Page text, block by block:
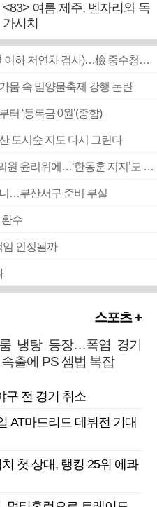
<83> 여름 제주, 벤자리와 독
가시치
■ 검사 신분 버리고 직급하향(10년 이하 저연차 검사)…檢 중수청행 기피
뭄 속 밀양물축제 강행 논란
‘등록금 0원’(종합)
도시숲 지도 다시 그린다
■ 국힘 부산시당, ‘정이한 조력’ 시의원 윤리위에…‘한동훈 지지’도 신고접수
…부산서구 준비 부실
수
임 인정될까
스포츠 +
냉탕 등장…폭염 경기
출에 PS 셈법 복잡
전 경기 취소
AT마드리드 데뷔전 기대
첫 상대, 랭킹 25위 에콰